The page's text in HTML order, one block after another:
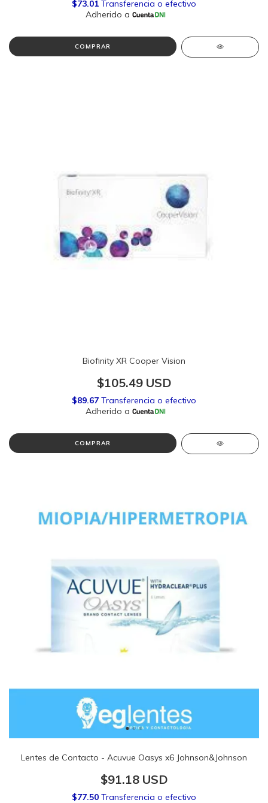
COMPRAR
Biofinity XR Cooper Vision
$105.49 USD
Lentes de Contacto - Acuvue Oasys x6 Johnson&Johnson
$91.18 USD